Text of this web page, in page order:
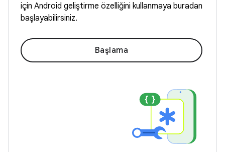
için Android geliştirme özelliğini kullanmaya buradan
başlayabilirsiniz.
Başlama